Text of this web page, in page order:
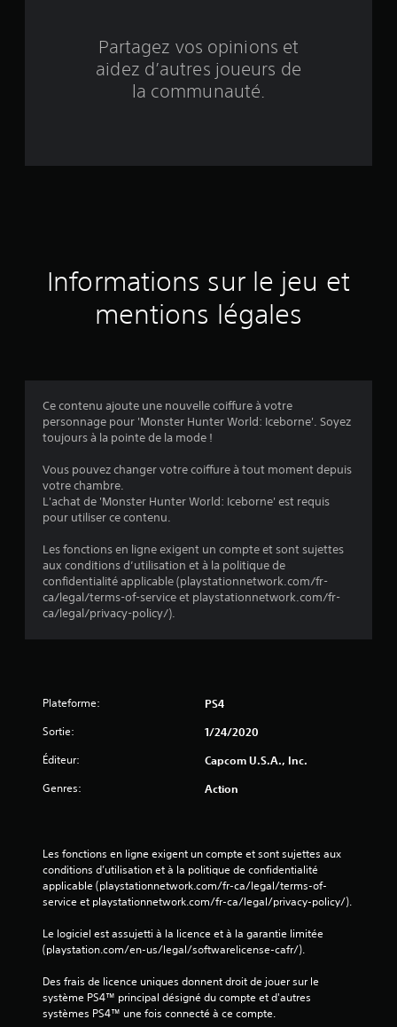
u
é
l
a
t
i
s
Partagez vos opinions et
aidez d’autres joueurs de
la communauté.
Informations sur le jeu et
mentions légales
Ce contenu ajoute une nouvelle coiffure à votre
personnage pour 'Monster Hunter World: Iceborne'. Soyez
toujours à la pointe de la mode !
Vous pouvez changer votre coiffure à tout moment depuis
votre chambre.
L'achat de 'Monster Hunter World: Iceborne' est requis
pour utiliser ce contenu.
Les fonctions en ligne exigent un compte et sont sujettes
aux conditions d’utilisation et à la politique de
confidentialité applicable (playstationnetwork.com/fr-
ca/legal/terms-of-service et playstationnetwork.com/fr-
ca/legal/privacy-policy/).
Plateforme: PS4
Sortie: 1/24/2020
Éditeur: Capcom U.S.A., Inc.
Genres: Action
Les fonctions en ligne exigent un compte et sont sujettes aux
conditions d’utilisation et à la politique de confidentialité
applicable (playstationnetwork.com/fr-ca/legal/terms-of-
service et playstationnetwork.com/fr-ca/legal/privacy-policy/).
Le logiciel est assujetti à la licence et à la garantie limitée
(playstation.com/en-us/legal/softwarelicense-cafr/).
Des frais de licence uniques donnent droit de jouer sur le
système PS4™ principal désigné du compte et d'autres
systèmes PS4™ une fois connecté à ce compte.